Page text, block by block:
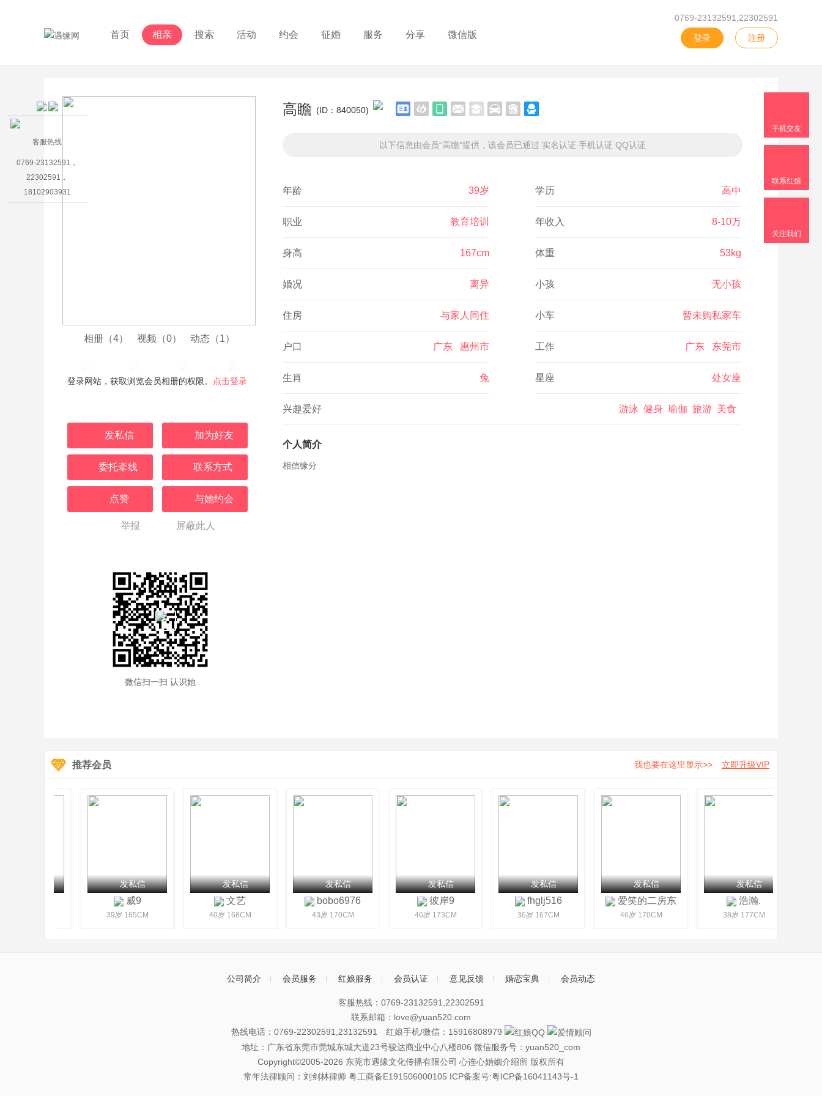
首页 相亲 搜索 活动 约会 征婚 服务 分享 微信版
0769-23132591,22302591
登录 注册
相册（4） 视频（0） 动态（1）
登录网站，获取浏览会员相册的权限。 点击登录
发私信 加为好友
委托牵线 联系方式
点赞 与她约会
举报 屏蔽此人
高瞻 (ID：840050)
以下信息由会员“高瞻”提供，该会员已通过 实名认证 手机认证 QQ认证
年龄 39岁 学历 高中
职业 教育培训 年收入 8-10万
身高 167cm 体重 53kg
婚况 离异 小孩 无小孩
住房 与家人同住 小车 暂未购私家车
户口 广东 惠州市 工作 广东 东莞市
生肖 兔 星座 处女座
兴趣爱好 游泳 健身 瑜伽 旅游 美食
个人简介
相信缘分
微信扫一扫 认识她
推荐会员 我也要在这里显示>> 立即升级VIP
发私信
威9
39岁 165CM
发私信
文艺
40岁 168CM
发私信
bobo6976
43岁 170CM
发私信
彼岸9
46岁 173CM
发私信
fhglj516
36岁 167CM
发私信
爱笑的二房东
46岁 170CM
发私信
浩瀚.
38岁 177CM
公司简介 会员服务 红娘服务 会员认证 意见反馈 婚恋宝典 会员动态
客服热线：0769-23132591,22302591
联系邮箱：love@yuan520.com
热线电话：0769-22302591,23132591 红娘手机/微信：15916808979
地址： 广东省东莞市莞城东城大道23号骏达商业中心八楼806 微信服务号：yuan520_com
Copyright©2005-2026 东莞市遇缘文化传播有限公司 心连心婚姻介绍所 版权所有
常年法律顾问：刘剑林律师 粤工商备E191506000105 ICP备案号:粤ICP备16041143号-1
客服热线
0769-23132591，
22302591，
18102903931
手机交友
联系红娘
关注我们